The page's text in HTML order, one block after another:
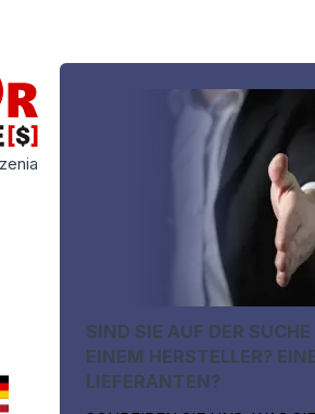
SIND SIE AUF DER
EINEM HERSTELLER?
LIEFERANTEN?